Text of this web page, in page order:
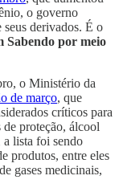
o governo
seus derivados. É o
Sabendo por meio
o Ministério da
de março, que
críticos para
de proteção, álcool
a lista foi sendo
produtos, entre eles
gases medicinais,